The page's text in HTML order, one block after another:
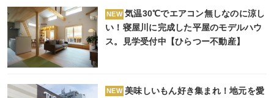
NEW 気温30℃でエアコン無しなのに涼し
い！寝屋川に完成した平屋のモデルハウ
ス。見学受付中【ひらつー不動産】
NEW 美味しいもん好き集まれ！地元を愛